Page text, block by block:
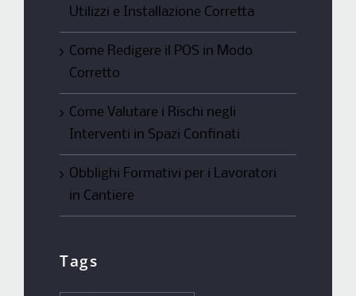
Utilizzi e Installazione Corretta
Come Redigere il POS in Modo
Corretto
Come Valutare i Rischi negli
Interventi in Spazi Confinati
Obblighi Formativi per i Lavoratori
in Cantiere
Tags